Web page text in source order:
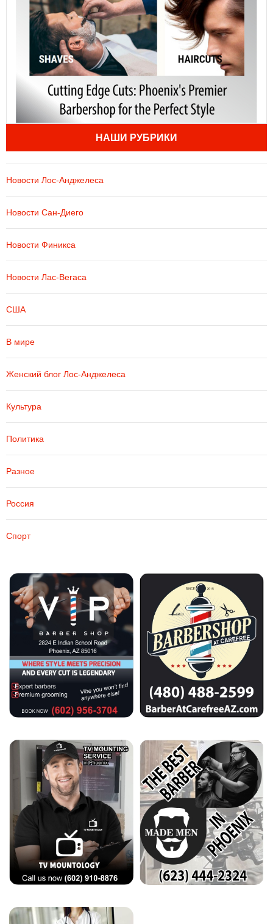
НАШИ РУБРИКИ
Новости Лос-Анджелеса
Новости Сан-Диего
Новости Финикса
Новости Лас-Вегаса
США
В мире
Женский блог Лос-Анджелеса
Культура
Политика
Разное
Россия
Спорт